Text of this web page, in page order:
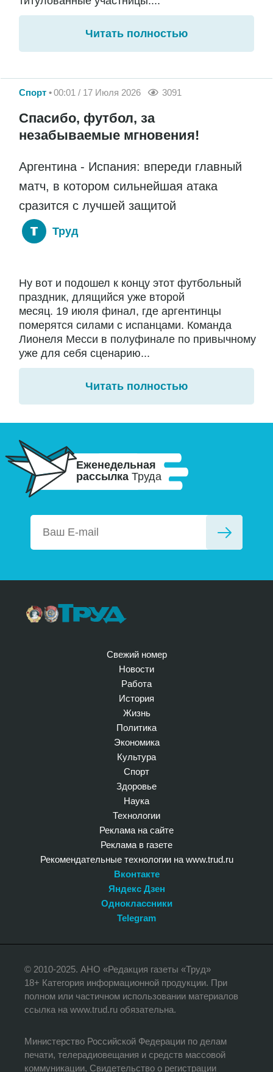
Читать полностью
Спорт 00:01 / 17 Июля 2026 3091
Спасибо, футбол, за
незабываемые мгновения!
Аргентина - Испания: впереди главный
матч, в котором сильнейшая атака
сразится с лучшей защитой
Труд
Ну вот и подошел к концу этот футбольный
праздник, длящийся уже второй
месяц. 19 июля финал, где аргентинцы
померятся силами с испанцами. Команда
Лионеля Месси в полуфинале по привычному
уже для себя сценарию...
Читать полностью
Еженедельная
рассылка Труда
Свежий номер
Новости
Работа
История
Жизнь
Политика
Экономика
Культура
Спорт
Здоровье
Наука
Технологии
Реклама на сайте
Реклама в газете
Рекомендательные технологии на www.trud.ru
Вконтакте
Яндекс Дзен
Одноклассники
Telegram
© 2010-2025. АНО «Редакция газеты «Труд»
18+ Категория информационной продукции. При
полном или частичном использовании материалов
ссылка на www.trud.ru обязательна.
Министерство Российской Федерации по делам
печати, телерадиовещания и средств массовой
коммуникации, Свидетельство о регистрации